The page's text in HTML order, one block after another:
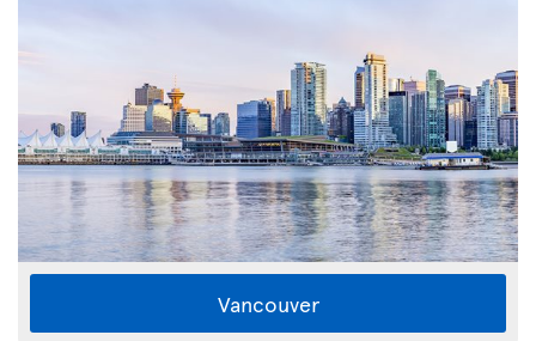
Vancouver